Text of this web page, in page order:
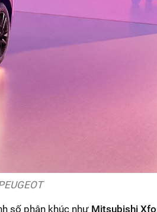
số phân khúc như Mitsubishi